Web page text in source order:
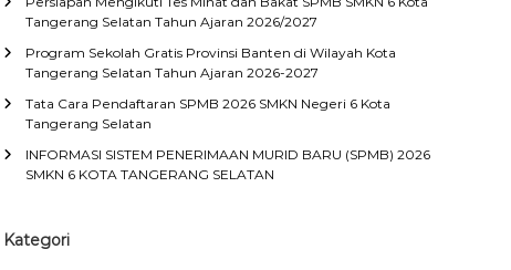
Tangerang Selatan Tahun Ajaran 2026/2027
Program Sekolah Gratis Provinsi Banten di Wilayah Kota
Tangerang Selatan Tahun Ajaran 2026-2027
Tata Cara Pendaftaran SPMB 2026 SMKN Negeri 6 Kota
Tangerang Selatan
INFORMASI SISTEM PENERIMAAN MURID BARU (SPMB) 2026
SMKN 6 KOTA TANGERANG SELATAN
Kategori